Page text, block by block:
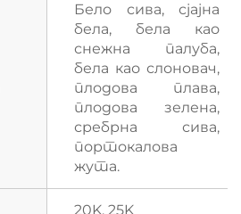
Бело сива, сјајна
бела, бела као
снежна палуба,
бела као слоновач,
плодова плава,
плодова зелена,
сребрна сива,
портокалова
жута.
20K, 25K